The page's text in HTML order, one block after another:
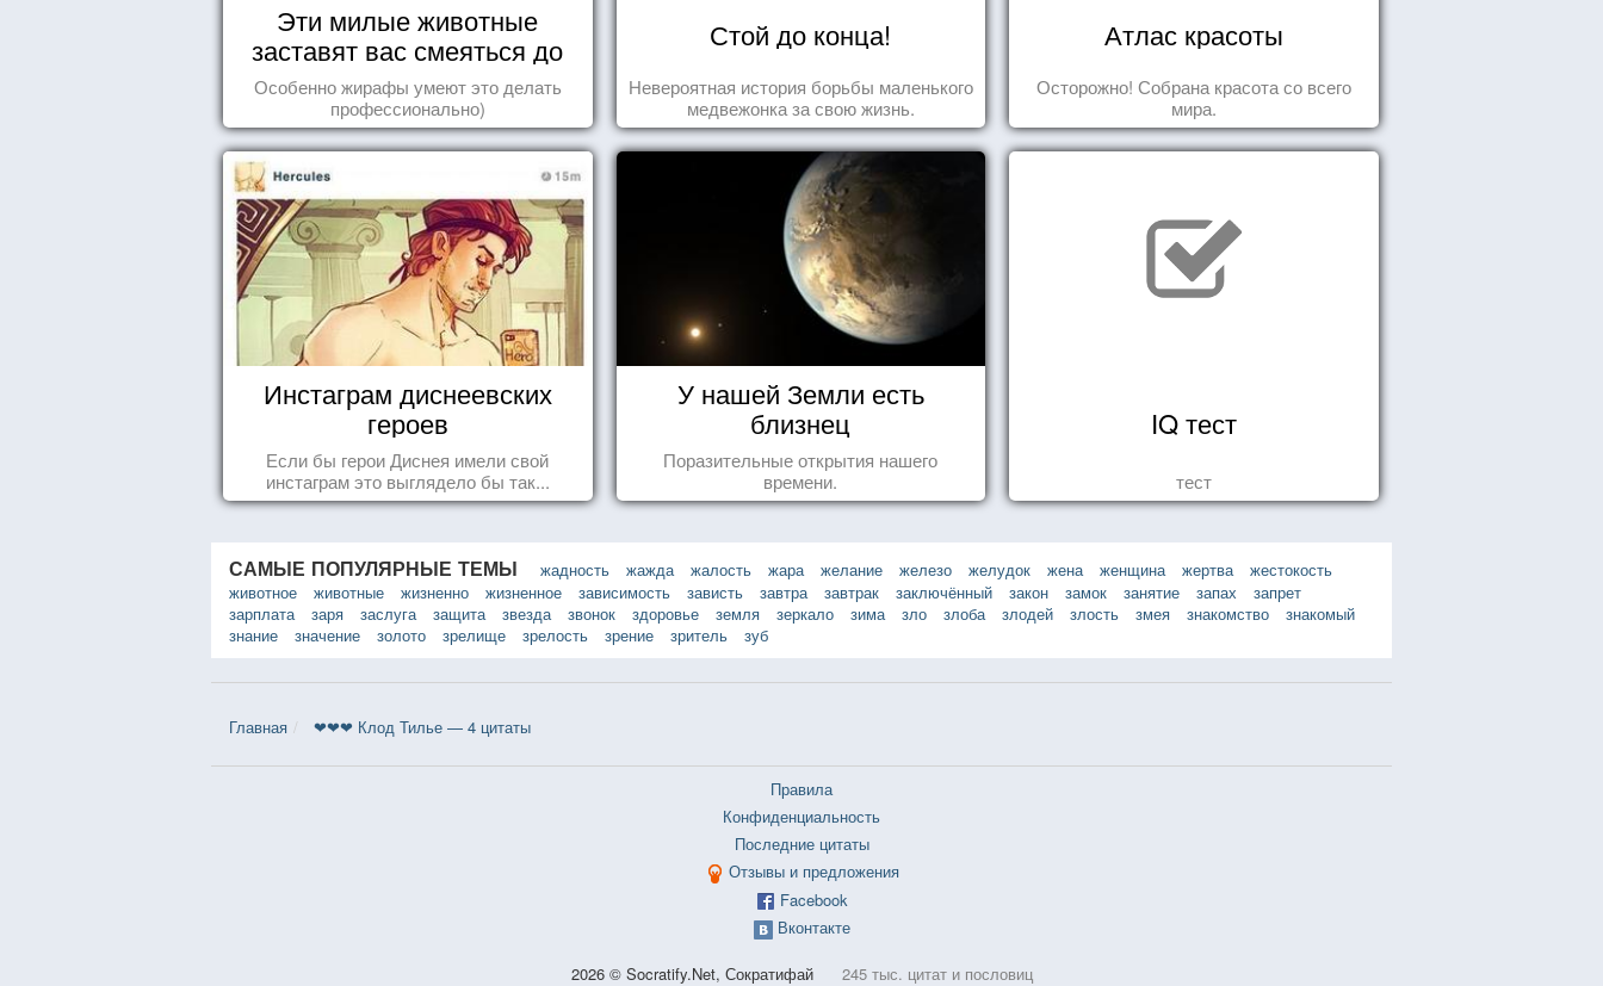
Эти милые животные
заставят вас смеяться до
упаду!
Особенно жирафы умеют это делать
профессионально)
Стой до конца!
Невероятная история борьбы маленького
медвежонка за свою жизнь.
Атлас красоты
Осторожно! Собрана красота со всего
мира.
Инстаграм диснеевских
героев
Если бы герои Диснея имели свой
инстаграм это выглядело бы так...
У нашей Земли есть
близнец
Поразительные открытия нашего
времени.
IQ тест
тест
САМЫЕ ПОПУЛЯРНЫЕ ТЕМЫ жадность жажда жалость жара желание железо желудок жена женщина жертва
жестокость
животное
животные жизненно жизненное зависимость зависть завтра завтрак заключённый закон замок занятие запах
запрет
зарплата
заря заслуга защита звезда звонок здоровье земля зеркало зима зло злоба злодей злость змея знакомство
знакомый
знание
значение золото зрелище зрелость зрение зритель зуб
Главная ❤❤❤ Клод Тилье — 4 цитаты
Правила
Конфиденциальность
Последние цитаты
Отзывы и предложения
Facebook
Вконтакте
2026 © Socratify.Net, Сократифай 245 тыс. цитат и пословиц